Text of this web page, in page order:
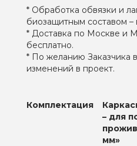
* Обработка обвязки и
биозащитным составом –
* Доставка по Москве и
бесплатно.
* По желанию Заказчика
изменений в проект.
Комплектация
– для
мм»